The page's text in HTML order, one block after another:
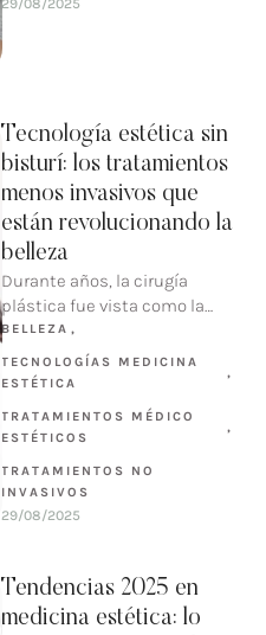
29/08/2025
Tecnología estética sin
bisturí: los tratamientos
menos invasivos que
están revolucionando la
belleza
Durante años, la cirugía
plástica fue vista como la
única alternativa para
quienes buscaban
transformar su imagen. Sin …
BELLEZA ,
TECNOLOGÍAS MEDICINA
ESTÉTICA
,
TRATAMIENTOS MÉDICO
ESTÉTICOS
,
TRATAMIENTOS NO
INVASIVOS
29/08/2025
Tendencias 2025 en
medicina estética: lo